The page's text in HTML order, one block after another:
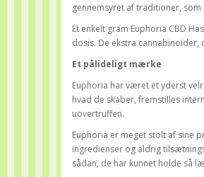
gennemsyret af traditioner,
Et enkelt gram Euphoria CBD
dosis. De ekstra
Et pålideligt mærke
Euphoria har været et yderst
hvad de skaber, fremstilles
uovertruffen.
Euphoria er meget stolt af sine
ingredienser og aldrig
sådan, de har kunnet holde så